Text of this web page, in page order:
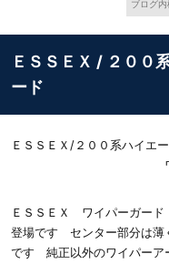
ＥＳＳＥＸ / ２０
ード
ＥＳＳＥＸ/
ワイパー
ＥＳＳＥＸ ワイパーガー
登場です センター部分は薄
です 純正以外のワイパーア